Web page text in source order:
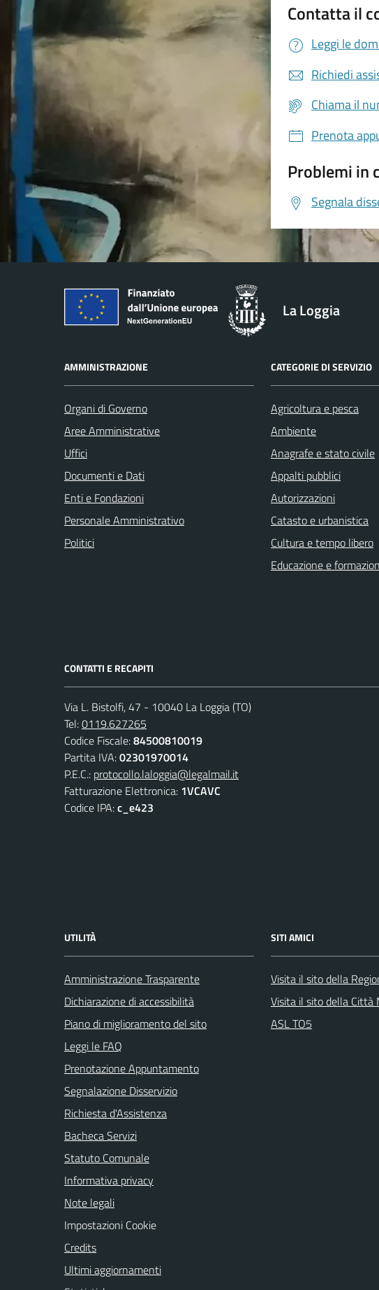
Contatta il
Leggi le
Richiedi
Chiama il
Prenota
Problemi in
Segnala
La Loggia
AMMINISTRAZIONE
Organi di Governo
Aree Amministrative
Uffici
Documenti e Dati
Enti e Fondazioni
Personale Amministrativo
Politici
CATEGORIE DI SERVIZIO
Agricoltura e pesca
Ambiente
Anagrafe e stato civile
Appalti pubblici
Autorizzazioni
Catasto e urbanistica
Cultura e tempo libero
Educazione e
CONTATTI E RECAPITI
Via L. Bistolfi, 47 - 10040 La Loggia (TO)
Tel:0119.627265
Codice Fiscale:84500810019
Partita IVA:02301970014
P.E.C.: protocollo.laloggia@legalmail.it
Fatturazione Elettronica: 1VCAVC
Codice IPA:c_e423
UTILITÀ
Amministrazione Trasparente
Dichiarazione di accessibilità
Piano di miglioramento del sito
Leggi le FAQ
Prenotazione Appuntamento
Segnalazione Disservizio
Richiesta d'Assistenza
Bacheca Servizi
Statuto Comunale
Informativa privacy
Note legali
Impostazioni Cookie
Credits
Ultimi aggiornamenti
SITI AMICI
Visita il sito della
Visita il sito della Città
ASL TO5